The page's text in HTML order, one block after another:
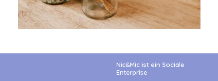
Nic&Mic ist ein Sociale
Enterprise